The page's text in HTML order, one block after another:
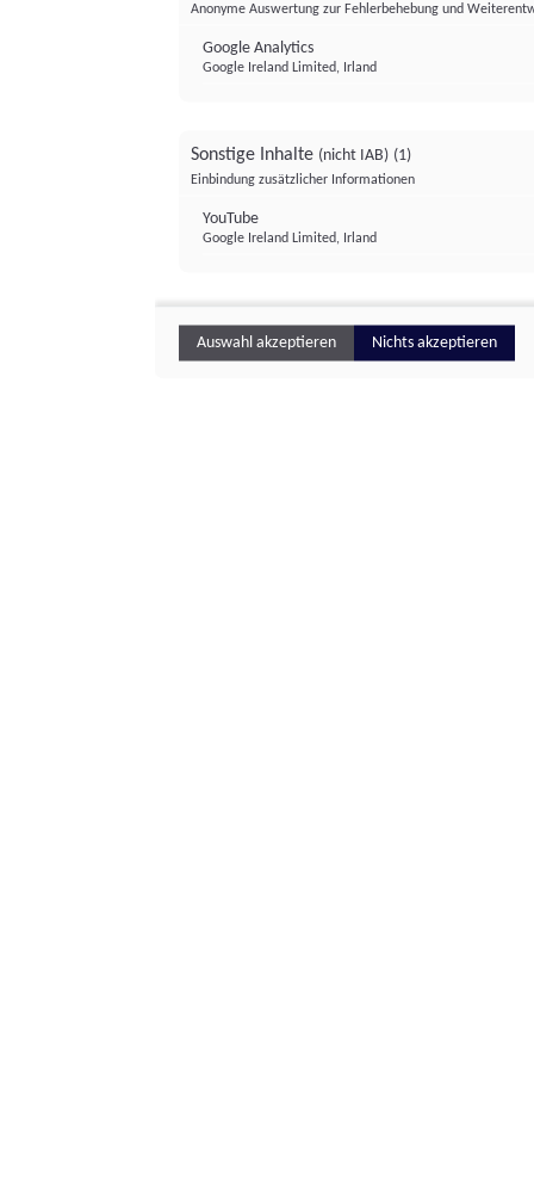
Anonyme Auswertung zur Fehlerbehebung und
Google Analytics
Google Ireland Limited, Irland
Sonstige Inhalte (nicht IAB) (1)
Einbindung zusätzlicher Informationen
YouTube
Google Ireland Limited, Irland
Auswahl akzeptieren Nichts akzeptieren